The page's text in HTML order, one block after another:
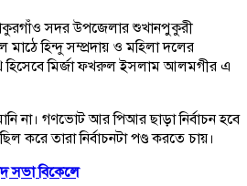
সদর উপজেলার শুখানপুকুরী
মাঠে হিন্দু সম্প্রদায় ও মহিলা দলের
হিসেবে মির্জা ফখরুল ইসলাম আলমগীর এ
না। গণভোট আর পিআর ছাড়া নির্বাচন হবে
করে তারা নির্বাচনটা পণ্ড করতে চায়।
সভা বিকেলে